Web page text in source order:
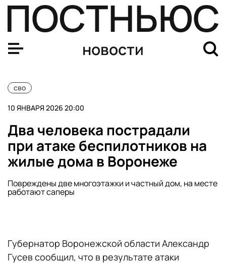
новости
сво
10 ЯНВАРЯ 2026 20:00
Два человека пострадали
при атаке беспилотников на
жилые дома в Воронеже
Повреждены две многоэтажки и частный дом, на месте
работают саперы
Губернатор Воронежской области Александр
Гусев сообщил, что в результате атаки
Два человека пострадали при атаке беспилотников